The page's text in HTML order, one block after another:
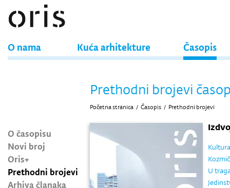
O nama Kuća arhitekture Časopis
O časopisu
Novi broj
Oris+
Prethodni brojevi
Arhiva članaka
Prethodni brojevi
Početna stranica / Časopis / Prethodni brojevi
U